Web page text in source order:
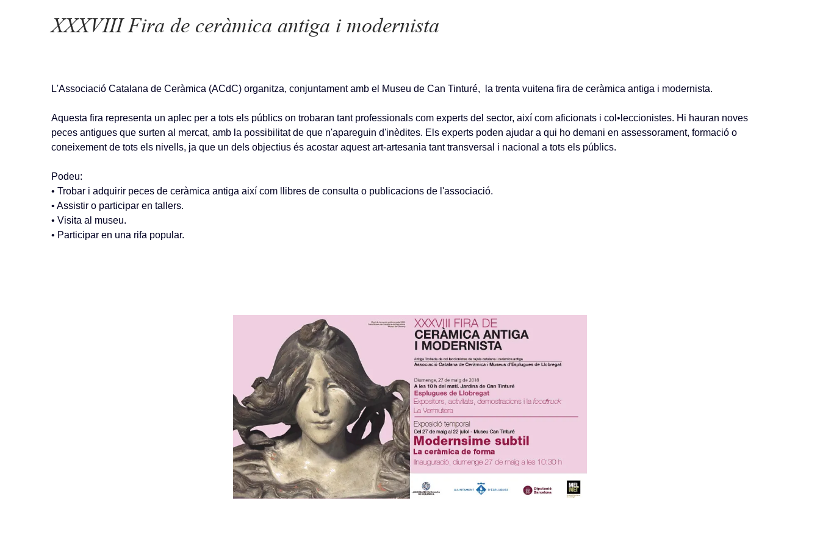
XXXVIII Fira de ceràmica antiga i modernista
L'Associació Catalana de Ceràmica (ACdC) organitza, conjuntament amb el Museu de Can Tinturé, la trenta vuitena fira de ceràmica antiga i modernista.
Aquesta fira representa un aplec per a tots els públics on trobaran tant professionals com experts del sector, així com aficionats i col•leccionistes. Hi hauran noves
peces antigues que surten al mercat, amb la possibilitat de que n'apareguin d'inèdites. Els experts poden ajudar a qui ho demani en assessorament, formació o
coneixement de tots els nivells, ja que un dels objectius és acostar aquest art-artesania tant transversal i nacional a tots els públics.
Podeu:
• Trobar i adquirir peces de ceràmica antiga així com llibres de consulta o publicacions de l'associació.
• Assistir o participar en tallers.
• Visita al museu.
• Participar en una rifa popular.